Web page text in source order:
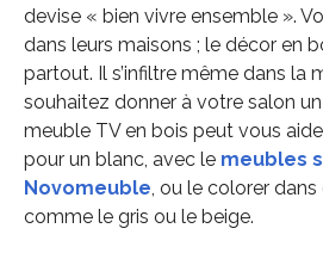
devise « bien vivre ensemble ».
dans leurs maisons ; le décor en
partout. Il s’infiltre même dans la
souhaitez donner à votre salon
meuble TV en bois peut vous
pour un blanc, avec le meubles
Novomeuble , ou le colorer
comme le gris ou le beige.